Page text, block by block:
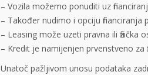
– Vozila možemo ponuditi uz
– Također nudimo i opciju
– Leasing može uzeti pravna ili fizička
– Kredit je namijenjen prvenstveno za
Unatoč pažljivom unosu podataka